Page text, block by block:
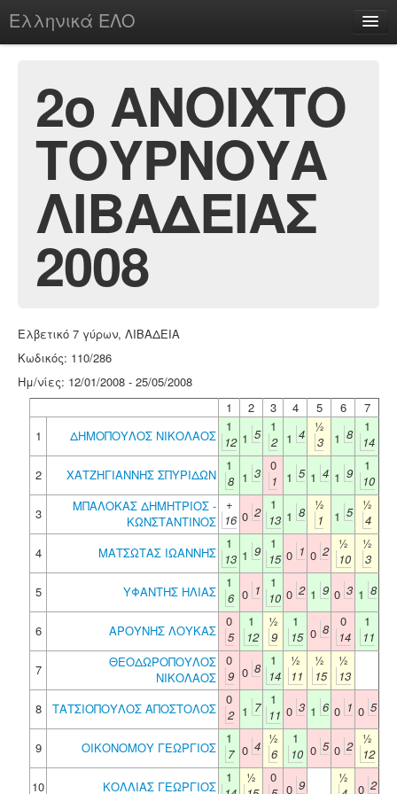
Ελληνικά ΕΛΟ
chesstu.be @ discord
Login
2ο ΑΝΟΙΧΤΟ
ΤΟΥΡΝΟΥΑ
ΛΙΒΑΔΕΙΑΣ
2008
Ελβετικό 7 γύρων, ΛΙΒΑΔΕΙΑ
Κωδικός: 110/286
Ημ/νίες: 12/01/2008 - 25/05/2008
1
2 3 4 5 6
7
1
ΔΗΜΟΠΟΥΛΟΣ ΝΙΚΟΛΑΟΣ
1
12 1 5
1
2 1 4
½
3
1 8
1
14
2
ΧΑΤΖΗΓΙΑΝΝΗΣ ΣΠΥΡΙΔΩΝ
1
8 1 3 0
1
1 5 1 4 1 9
1
10
3
ΜΠΑΛΟΚΑΣ ΔΗΜΗΤΡΙΟΣ -
ΚΩΝΣΤΑΝΤΙΝΟΣ
+
16 0 2
1
13 1 8
½
1
1 5
½
4
4
ΜΑΤΣΩΤΑΣ ΙΩΑΝΝΗΣ
1
13 1 9
1
15 0 1 0 2
½
10
½
3
5
ΥΦΑΝΤΗΣ ΗΛΙΑΣ
1
6 0 1
1
10 0 2 1 9 0 3 1 8
6 ΑΡΟΥΝΗΣ ΛΟΥΚΑΣ
0
5
1
12
½
9
1
15 0 8
0
14
1
11
7
ΘΕΟΔΩΡΟΠΟΥΛΟΣ
ΝΙΚΟΛΑΟΣ
0
9 0 8
1
14
½
11
½
15
½
13
8
ΤΑΤΣΙΟΠΟΥΛΟΣ ΑΠΟΣΤΟΛΟΣ
0
2 1 7
1
11 0 3 1 6 0 1 0 5
9 ΟΙΚΟΝΟΜΟΥ ΓΕΩΡΓΙΟΣ
1
7 0 4 ½
6
1
10 0 5 0 2
½
12
10
ΚΟΛΛΙΑΣ ΓΕΩΡΓΙΟΣ
1
½
0
0 9
½
0 2